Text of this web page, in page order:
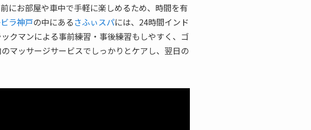
にお部屋や車中で手軽に楽しめるため、時間を有
ラ神戸の中にあるさふぃスパには、24時間インド
クマンによる事前練習・事後練習もしやすく、ゴ
マッサージサービスでしっかりとケアし、翌日の